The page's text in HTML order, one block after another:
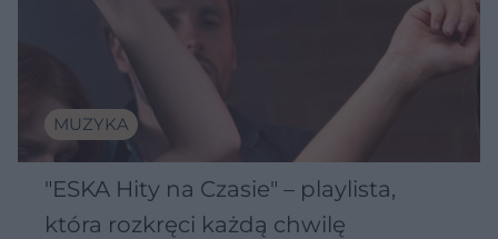
MUZYKA
"ESKA Hity na Czasie" – playlista,
która rozkręci każdą chwilę